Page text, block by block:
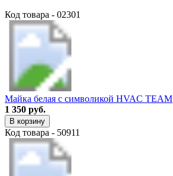
Код товара - 02301
Майка белая с символикой HVAC TEAM
1 350 руб.
В корзину
Код товара - 50911